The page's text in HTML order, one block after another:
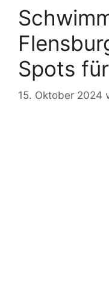
Spots
15. Oktober 2024